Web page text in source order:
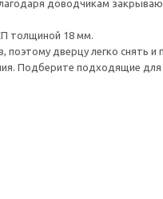
доводчикам
толщиной 18 мм.
поэтому дверцу легко снять и
Подберите подходящие